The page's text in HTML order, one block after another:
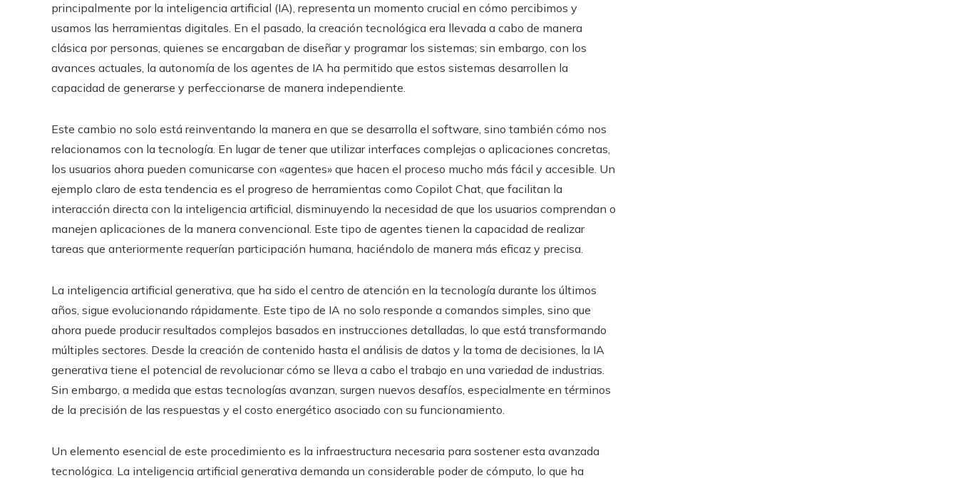
principalmente por la inteligencia artificial (IA), representa un momento crucial en cómo percibimos y
usamos las herramientas digitales. En el pasado, la creación tecnológica era llevada a cabo de manera
clásica por personas, quienes se encargaban de diseñar y programar los sistemas; sin embargo, con los
avances actuales, la autonomía de los agentes de IA ha permitido que estos sistemas desarrollen la
capacidad de generarse y perfeccionarse de manera independiente.
Este cambio no solo está reinventando la manera en que se desarrolla el software, sino también cómo nos
relacionamos con la tecnología. En lugar de tener que utilizar interfaces complejas o aplicaciones concretas,
los usuarios ahora pueden comunicarse con «agentes» que hacen el proceso mucho más fácil y accesible. Un
ejemplo claro de esta tendencia es el progreso de herramientas como Copilot Chat, que facilitan la
interacción directa con la inteligencia artificial, disminuyendo la necesidad de que los usuarios comprendan o
manejen aplicaciones de la manera convencional. Este tipo de agentes tienen la capacidad de realizar
tareas que anteriormente requerían participación humana, haciéndolo de manera más eficaz y precisa.
La inteligencia artificial generativa, que ha sido el centro de atención en la tecnología durante los últimos
años, sigue evolucionando rápidamente. Este tipo de IA no solo responde a comandos simples, sino que
ahora puede producir resultados complejos basados en instrucciones detalladas, lo que está transformando
múltiples sectores. Desde la creación de contenido hasta el análisis de datos y la toma de decisiones, la IA
generativa tiene el potencial de revolucionar cómo se lleva a cabo el trabajo en una variedad de industrias.
Sin embargo, a medida que estas tecnologías avanzan, surgen nuevos desafíos, especialmente en términos
de la precisión de las respuestas y el costo energético asociado con su funcionamiento.
Un elemento esencial de este procedimiento es la infraestructura necesaria para sostener esta avanzada
tecnológica. La inteligencia artificial generativa demanda un considerable poder de cómputo, lo que ha